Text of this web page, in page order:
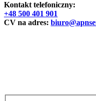
Kontakt telefoniczny:
+48 500 401 901
CV na adres: